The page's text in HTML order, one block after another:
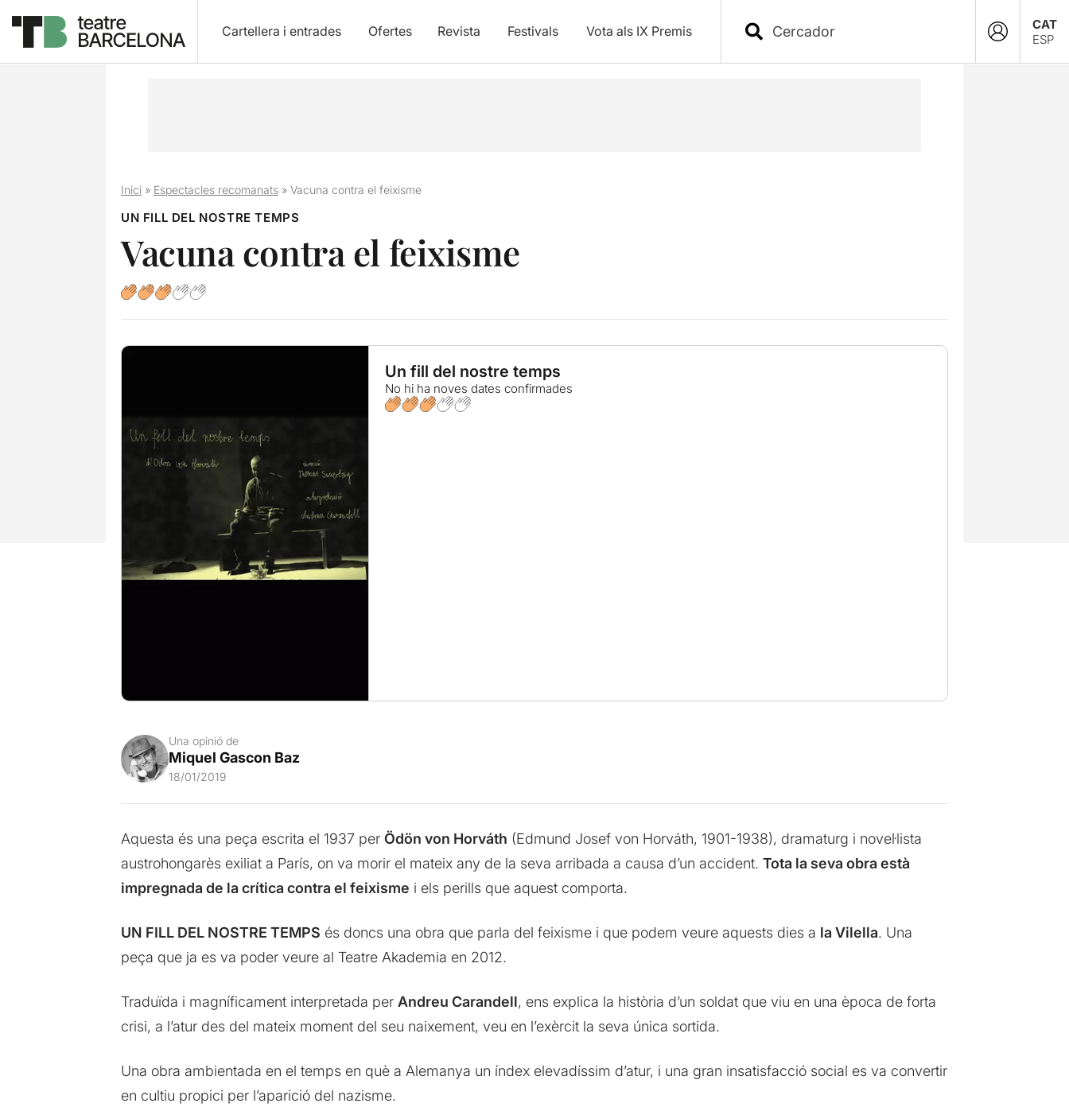
Cartellera i entrades Ofertes Revista Festivals Vota als IX Premis
CAT
ESP
Inici» Espectacles recomanats» Vacuna contra el feixisme
UN FILL DEL NOSTRE TEMPS
Vacuna contra el feixisme
Un fill del nostre temps
No hi ha noves dates confirmades
Una opinió de
Miquel Gascon Baz
18/01/2019
Aquesta és una peça escrita el 1937 per Ödön von Horváth (Edmund Josef von Horváth, 1901-1938), dramaturg i novel·lista
austrohongarès exiliat a París, on va morir el mateix any de la seva arribada a causa d’un accident. Tota la seva obra està
impregnada de la crítica contra el feixisme i els perills que aquest comporta.
UN FILL DEL NOSTRE TEMPS és doncs una obra que parla del feixisme i que podem veure aquests dies a la Vilella. Una
peça que ja es va poder veure al Teatre Akademia en 2012.
Traduïda i magníficament interpretada per Andreu Carandell, ens explica la història d’un soldat que viu en una època de forta
crisi, a l’atur des del mateix moment del seu naixement, veu en l’exèrcit la seva única sortida.
Una obra ambientada en el temps en què a Alemanya un índex elevadíssim d’atur, i una gran insatisfacció social es va convertir
en cultiu propici per l’aparició del nazisme.